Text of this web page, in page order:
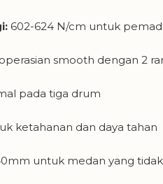
602-624 N/cm untuk
smooth dengan 2
pada tiga drum
ketahanan dan daya tahan
untuk medan yang